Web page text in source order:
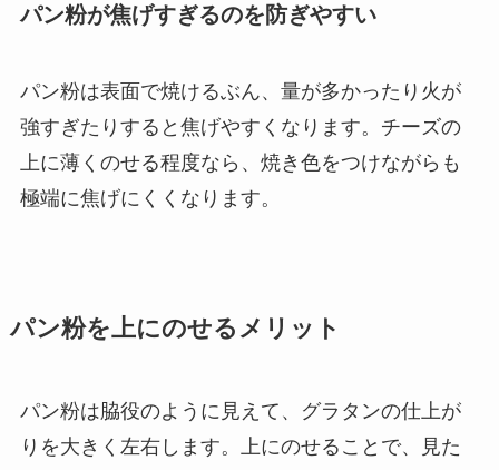
パン粉が焦げすぎるのを防ぎやすい
パン粉は表面で焼けるぶん、量が多かったり火が
強すぎたりすると焦げやすくなります。チーズの
上に薄くのせる程度なら、焼き色をつけながらも
極端に焦げにくくなります。
パン粉を上にのせるメリット
パン粉は脇役のように見えて、グラタンの仕上が
りを大きく左右します。上にのせることで、見た